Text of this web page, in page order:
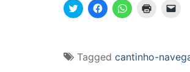
Clique
para
nova
janela)
Clique
para
nova
janela)
Clique
para
nova
janela)
Clique
para
e-
Tagged cantinho-